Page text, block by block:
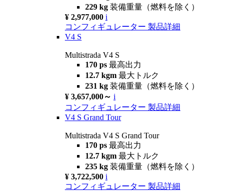
229 kg 装備重量（燃料を除く）
¥ 2,977,000 i
コンフィギュレーター 製品詳細
V4 S
Multistrada V4 S
170 ps 最高出力
12.7 kgm 最大トルク
231 kg 装備重量（燃料を除く）
¥ 3,657,000～ i
コンフィギュレーター 製品詳細
V4 S Grand Tour
Multistrada V4 S Grand Tour
170 ps 最高出力
12.7 kgm 最大トルク
235 kg 装備重量（燃料を除く）
¥ 3,722,500 i
コンフィギュレーター 製品詳細